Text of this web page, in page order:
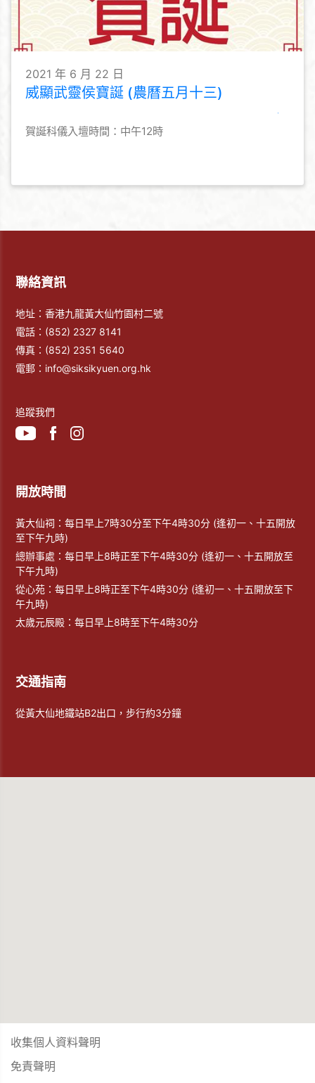
2021 年 6 月 22 日
威顯武靈侯寶誕 (農曆五月十三)
賀誕科儀入壇時間：中午12時
聯絡資訊
地址：香港九龍黃大仙竹園村二號
電話： (852) 2327 8141
傳真： (852) 2351 5640
電郵： info@siksikyuen.org.hk
追蹤我們
開放時間
黃大仙祠：每日早上7時30分至下午4時30分 (逢初一、十五開放
至下午九時)
總辦事處：每日早上8時正至下午4時30分 (逢初一、十五開放至
下午九時)
從心苑：每日早上8時正至下午4時30分 (逢初一、十五開放至下
午九時)
太歲元辰殿：每日早上8時至下午4時30分
交通指南
從黃大仙地鐵站B2出口，步行約3分鐘
收集個人資料聲明
免責聲明